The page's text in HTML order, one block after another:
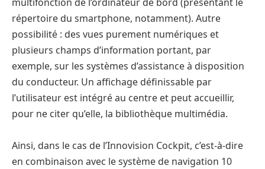
répertoire du smartphone, notamment). Autre
possibilité : des vues purement numériques et
plusieurs champs d’information portant, par
exemple, sur les systèmes d’assistance à disposition
du conducteur. Un affichage définissable par
l’utilisateur est intégré au centre et peut accueillir,
pour ne citer qu’elle, la bibliothèque multimédia.
Ainsi, dans le cas de l’Innovision Cockpit, c’est-à-dire
en combinaison avec le système de navigation 10